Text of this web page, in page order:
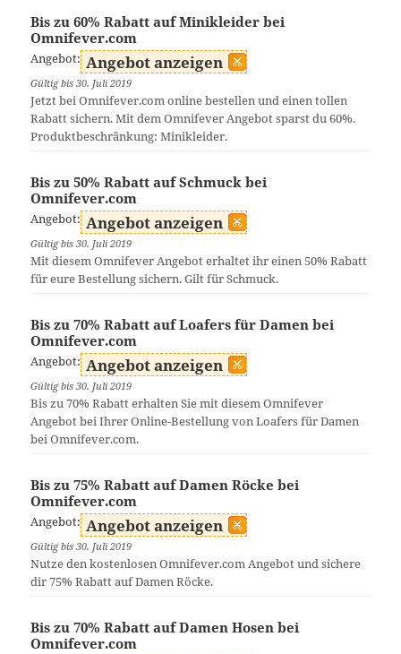
Bis zu 60% Rabatt auf Minikleider bei
Omnifever.com
Angebot: Angebot anzeigen
Gültig bis 30. Juli 2019
Jetzt bei Omnifever.com online bestellen und einen tollen
Rabatt sichern. Mit dem Omnifever Angebot sparst du 60%.
Produktbeschränkung: Minikleider.
Bis zu 50% Rabatt auf Schmuck bei
Omnifever.com
Angebot: Angebot anzeigen
Gültig bis 30. Juli 2019
Mit diesem Omnifever Angebot erhaltet ihr einen 50% Rabatt
für eure Bestellung sichern. Gilt für Schmuck.
Bis zu 70% Rabatt auf Loafers für Damen bei
Omnifever.com
Angebot: Angebot anzeigen
Gültig bis 30. Juli 2019
Bis zu 70% Rabatt erhalten Sie mit diesem Omnifever
Angebot bei Ihrer Online-Bestellung von Loafers für Damen
bei Omnifever.com.
Bis zu 75% Rabatt auf Damen Röcke bei
Omnifever.com
Angebot: Angebot anzeigen
Gültig bis 30. Juli 2019
Nutze den kostenlosen Omnifever.com Angebot und sichere
dir 75% Rabatt auf Damen Röcke.
Bis zu 70% Rabatt auf Damen Hosen bei
Omnifever.com